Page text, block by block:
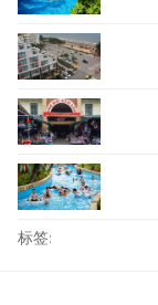
标签: